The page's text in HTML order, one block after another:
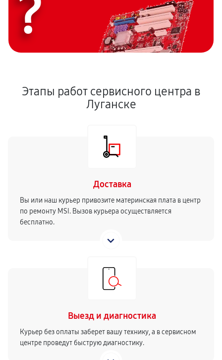
?
Этапы работ сервисного центра в
Луганске
Доставка
Вы или наш курьер привозите материнская плата в центр
по ремонту MSI. Вызов курьера осуществляется
бесплатно.
Выезд и диагностика
Курьер без оплаты заберет вашу технику, а в сервисном
центре проведут быструю диагностику.